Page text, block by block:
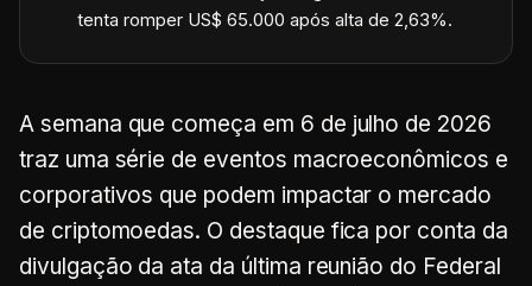
tenta romper US$ 65.000 após alta de 2,63%.
A semana que começa em 6 de julho de 2026
traz uma série de eventos macroeconômicos e
corporativos que podem impactar o mercado
de criptomoedas. O destaque fica por conta da
divulgação da ata da última reunião do Federal